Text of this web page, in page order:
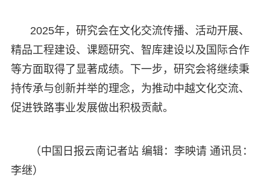
2025年，研究会在文化交流传播、活动开展、
精品工程建设、课题研究、智库建设以及国际合作
等方面取得了显著成绩。下一步，研究会将继续秉
持传承与创新并举的理念，为推动中越文化交流、
促进铁路事业发展做出积极贡献。
（中国日报云南记者站 编辑：李映请 通讯员：
李继）